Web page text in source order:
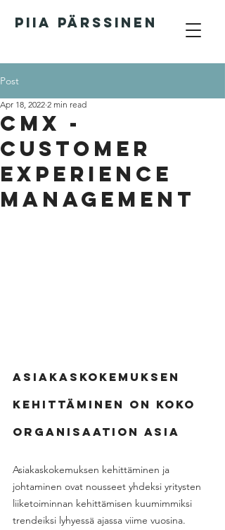
PIIA PÄRSSINEN
Post
CMX -
Customer
Experience
Management
Apr 18, 2022 2 min read
Asiakaskokemuksen
kehittäminen on koko
organisaation asia
Asiakaskokemuksen kehittäminen ja
johtaminen ovat nousseet yhdeksi yritysten
liiketoiminnan kehittämisen kuumimmiksi
trendeiksi lyhyessä ajassa viime vuosina.